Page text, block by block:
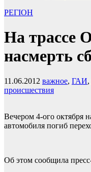
РЕГІОН
На трассе
насмерть
11.06.2012 важное, ГАИ,
происшествия
Вечером 4-ого октября
автомобиля погиб
Об этом сообщила